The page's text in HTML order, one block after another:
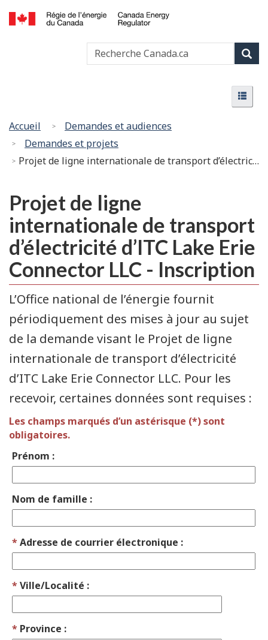
Passer
au
contenu
principal
Version
HTML
simplifiée
l’énergie
du
Canada
Vous
êtes
ici
Accueil
Demandes et audiences
Demandes et projets
Projet de ligne internationale de transport d’électricité d’ITC Lake Erie Connector LLC - Inscription
Projet de ligne
internationale de transport
d’électricité d’ITC Lake Erie
Connector LLC - Inscription
L’Office national de l’énergie fournit
périodiquement des mises à jour au sujet
de la demande visant le Projet de ligne
internationale de transport d’électricité
d’ITC Lake Erie Connector LLC. Pour les
recevoir, certaines données sont requises :
Les champs marqués d’un astérisque (*) sont
obligatoires.
Prénom :
Nom de famille :
* Adresse de courrier électronique :
* Ville/Localité :
* Province :